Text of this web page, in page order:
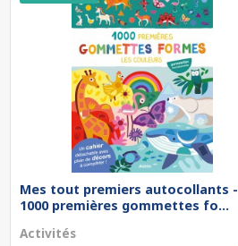
Mes tout premiers autocollants -
1000 premières gommettes fo...
Activités